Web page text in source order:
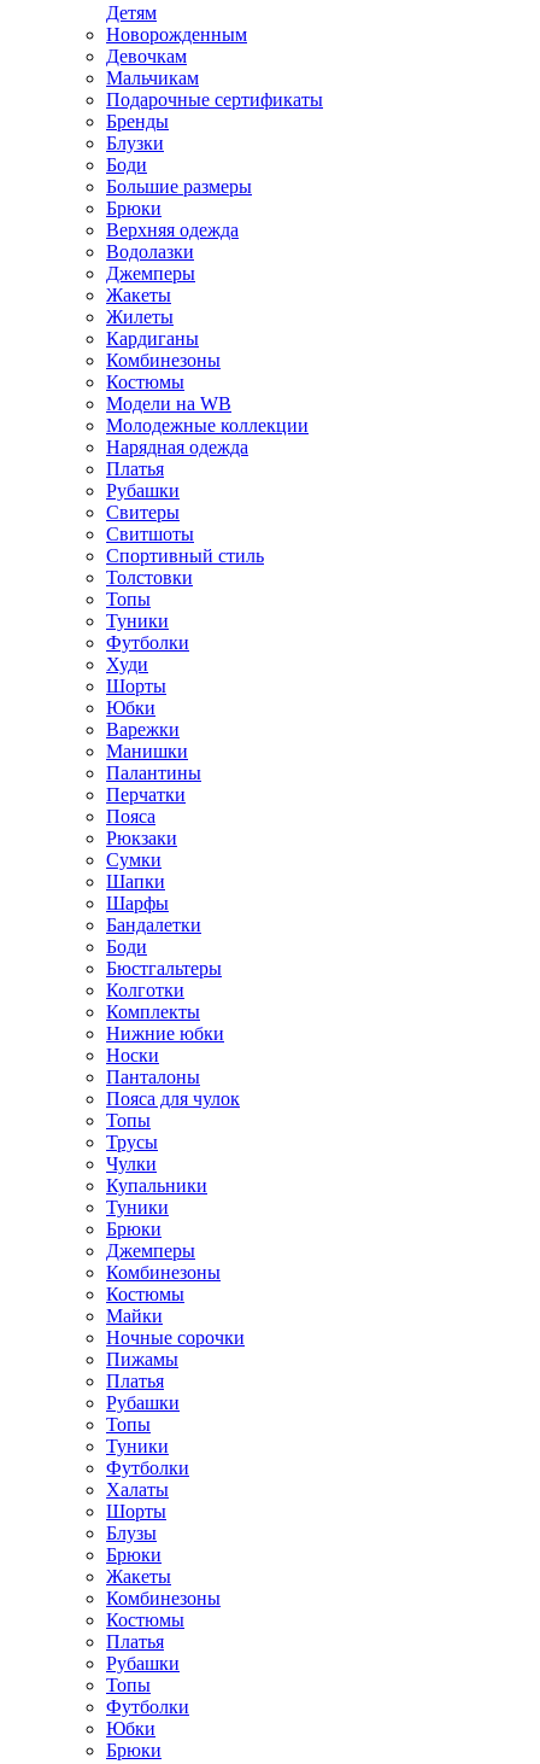
Детям
Новорожденным
Девочкам
Мальчикам
Подарочные сертификаты
Бренды
Блузки
Боди
Большие размеры
Брюки
Верхняя одежда
Водолазки
Джемперы
Жакеты
Жилеты
Кардиганы
Комбинезоны
Костюмы
Модели на WB
Молодежные коллекции
Нарядная одежда
Платья
Рубашки
Свитеры
Свитшоты
Спортивный стиль
Толстовки
Топы
Туники
Футболки
Худи
Шорты
Юбки
Варежки
Манишки
Палантины
Перчатки
Пояса
Рюкзаки
Сумки
Шапки
Шарфы
Бандалетки
Боди
Бюстгальтеры
Колготки
Комплекты
Нижние юбки
Носки
Панталоны
Поясa для чулок
Топы
Трусы
Чулки
Купальники
Туники
Брюки
Джемперы
Комбинезоны
Костюмы
Майки
Ночные сорочки
Пижамы
Платья
Рубашки
Топы
Туники
Футболки
Халаты
Шорты
Блузы
Брюки
Жакеты
Комбинезоны
Костюмы
Платья
Рубашки
Топы
Футболки
Юбки
Брюки